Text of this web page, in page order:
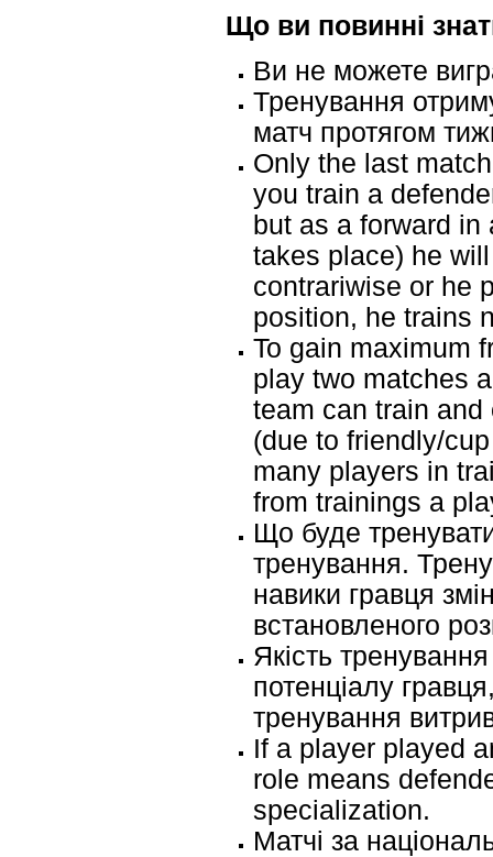
Що ви повинні
Ви не можете
Тренування
матч протягом
Only the last
you train a
but as a forward
takes place) he
contrariwise or he
position, he trains
To gain maximum
play two matches
team can train
(due to friendly/
many players in
from trainings a
Що буде
тренування.
навики гравця
встановленого
Якість
потенціалу
тренування
If a player played
role means
specialization.
Матчі за